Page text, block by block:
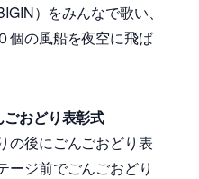
）をみんなで歌い、
個の風船を夜空に飛ば
ごおどり表彰式
の後にごんごおどり表
ージ前でごんごおどり